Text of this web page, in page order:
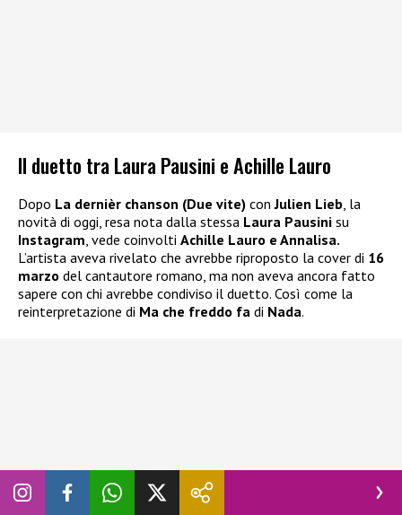
Il duetto tra Laura Pausini e Achille Lauro
Dopo La dernièr chanson (Due vite) con Julien Lieb , la
novità di oggi, resa nota dalla stessa Laura Pausini su
Instagram , vede coinvolti Achille Lauro e Annalisa.
L’artista aveva rivelato che avrebbe riproposto la cover di 16
marzo del cantautore romano, ma non aveva ancora fatto
sapere con chi avrebbe condiviso il duetto. Così come la
reinterpretazione di Ma che freddo fa di Nada.